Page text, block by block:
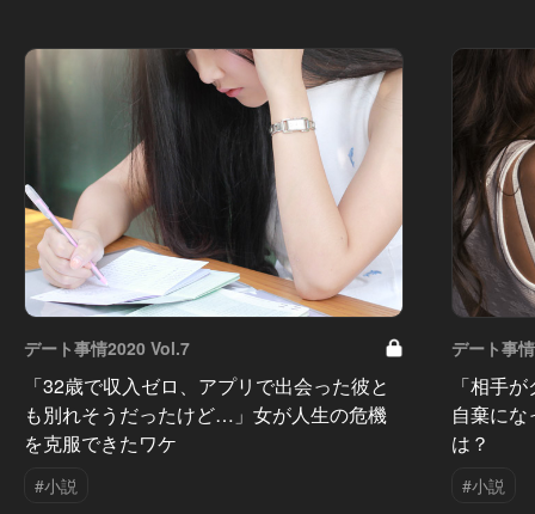
デート事情2020 Vol.7
「32歳で収入ゼロ、アプリで出会った彼と
も別れそうだったけど…」女が人生の危機
を克服できたワケ
#小説
デート事
「相手
自棄に
は？
#小説